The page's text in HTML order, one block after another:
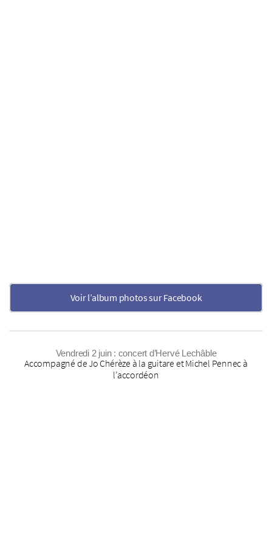
Voir l’album photos sur Facebook
Vendredi 2 juin : concert d’Hervé Lechâble
Accompagné de Jo Chérèze à la guitare et Michel Pennec à
l’accordéon